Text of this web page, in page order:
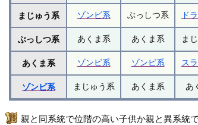
まじゅう系 ゾンビ系 ぶっしつ系 ド
ぶっしつ系 あくま系 あくま系 ま
あくま系 ゾンビ系 ゾンビ系 ス
ゾンビ系 まじゅう系 あくま系 あ
親と同系統で位階の高い子供か親と異系統